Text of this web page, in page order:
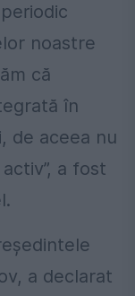
noastre
că
în
de aceea nu
a fost
a declarat